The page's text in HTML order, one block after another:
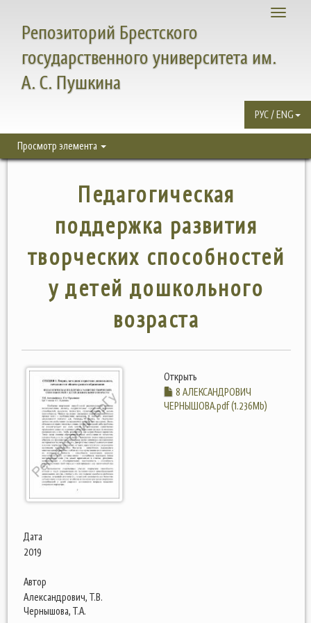
Toggle
Репозиторий Брестского
государственного университета им.
А. С. Пушкина
РУС / ENG
Просмотр элемента
Педагогическая
поддержка развития
творческих способностей
у детей дошкольного
возраста
Открыть
8 АЛЕКСАНДРОВИЧ
ЧЕРНЫШОВА.pdf (1.236Mb)
Дата
2019
Автор
Александрович, Т.В.
Чернышова, Т.А.